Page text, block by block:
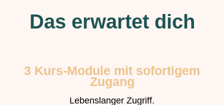
Das erwartet dich
3 Kurs-Module mit sofortigem
Zugang
Lebenslanger Zugriff.